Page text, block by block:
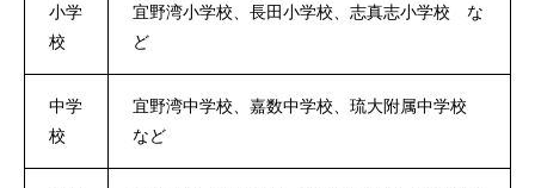
小学
校
宜野湾小学校、長田小学校、志真志小学校 な
ど
中学
校
宜野湾中学校、嘉数中学校、琉大附属中学校
など